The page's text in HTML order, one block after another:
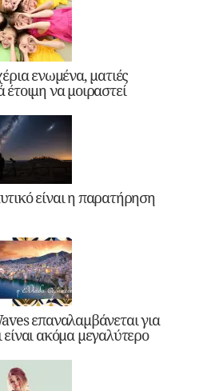
ενωμένα, ματιές
να μοιραστεί
είναι η παρατήρηση
επαναλαμβάνεται για
ακόμα μεγαλύτερο